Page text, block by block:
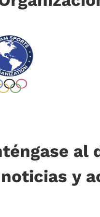
al
noticias y